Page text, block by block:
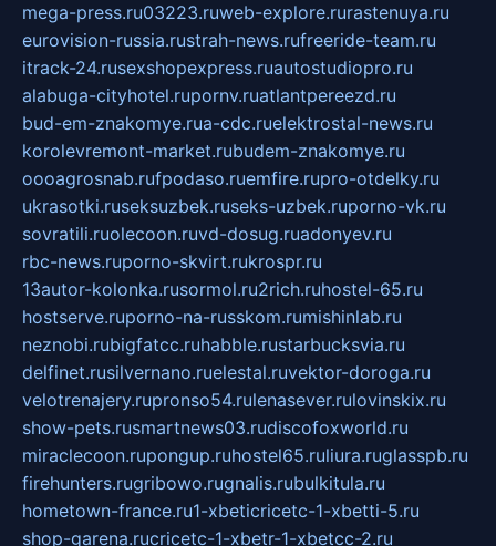
mega-press.ru03223.ruweb-explore.rurastenuya.ru
eurovision-russia.rustrah-news.rufreeride-team.ru
itrack-24.rusexshopexpress.ruautostudiopro.ru
alabuga-cityhotel.rupornv.ruatlantpereezd.ru
bud-em-znakomye.rua-cdc.ruelektrostal-news.ru
korolevremont-market.rubudem-znakomye.ru
oooagrosnab.rufpodaso.ruemfire.rupro-otdelky.ru
ukrasotki.ruseksuzbek.ruseks-uzbek.ruporno-vk.ru
sovratili.ruolecoon.ruvd-dosug.ruadonyev.ru
rbc-news.ruporno-skvirt.rukrospr.ru
13autor-kolonka.rusormol.ru2rich.ruhostel-65.ru
hostserve.ruporno-na-russkom.rumishinlab.ru
neznobi.rubigfatcc.ruhabble.rustarbucksvia.ru
delfinet.rusilvernano.ruelestal.ruvektor-doroga.ru
velotrenajery.rupronso54.rulenasever.rulovinskix.ru
show-pets.rusmartnews03.rudiscofoxworld.ru
miraclecoon.rupongup.ruhostel65.ruliura.ruglasspb.ru
firehunters.rugribowo.rugnalis.rubulkitula.ru
hometown-france.ru1-xbeticricetc-1-xbetti-5.ru
shop-garena.rucricetc-1-xbetr-1-xbetcc-2.ru